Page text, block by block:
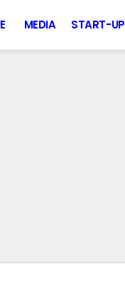
MEDIA START-UP